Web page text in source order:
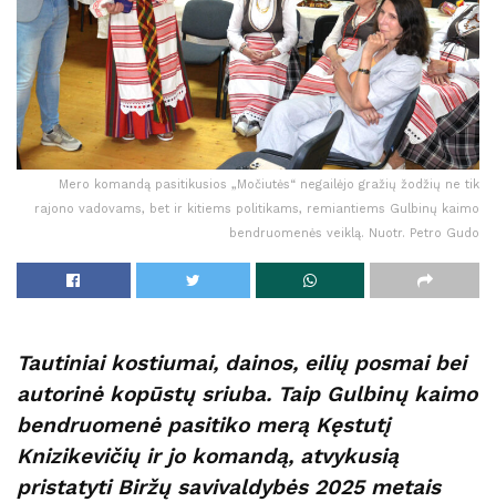
Mero komandą pasitikusios „Močiutės“ negailėjo gražių žodžių ne tik
rajono vadovams, bet ir kitiems politikams, remiantiems Gulbinų kaimo
bendruomenės veiklą. Nuotr. Petro Gudo
Tautiniai kostiumai, dainos, eilių posmai bei
autorinė kopūstų sriuba. Taip Gulbinų kaimo
bendruomenė pasitiko merą Kęstutį
Knizikevičių ir jo komandą, atvykusią
pristatyti Biržų savivaldybės 2025 metais